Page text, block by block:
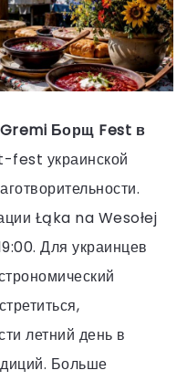
Gremi Борщ Fest в
украинской
Łąka na Wesołej
Для украинцев
летний день в
Больше